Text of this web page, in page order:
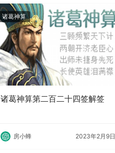
诸葛神算
诸葛神算第二百二十四签解签
房小蜂 2023年2月9日